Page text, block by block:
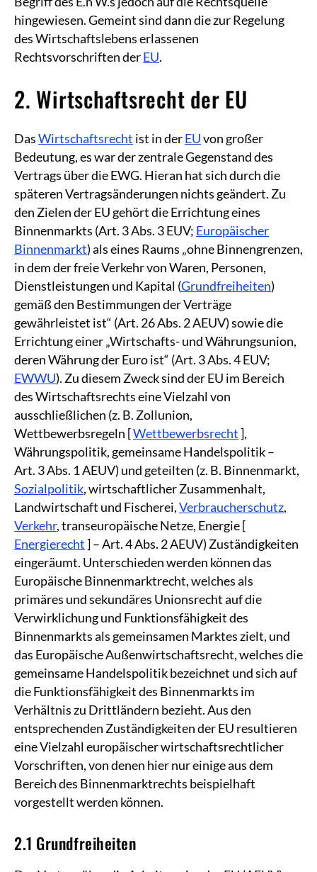
hingewiesen. Gemeint sind dann die zur Regelung
des Wirtschaftslebens erlassenen
Rechtsvorschriften derEU.
2. Wirtschaftsrecht der EU
DasWirtschaftsrecht ist in derEUvon großer
Bedeutung, es war der zentrale Gegenstand des
Vertrags über die EWG. Hieran hat sich durch die
späteren Vertragsänderungen nichts geändert. Zu
den Zielen der EU gehört die Errichtung eines
Binnenmarkts (Art. 3 Abs. 3 EUV; Europäischer
Binnenmarkt) als eines Raums „ohne Binnengrenzen,
in dem der freie Verkehr von Waren, Personen,
Dienstleistungen und Kapital (Grundfreiheiten)
gemäß den Bestimmungen der Verträge
gewährleistet ist“ (Art. 26 Abs. 2 AEUV) sowie die
Errichtung einer „Wirtschafts- und Währungsunion,
deren Währung der Euro ist“ (Art. 3 Abs. 4 EUV;
EWWU). Zu diesem Zweck sind der EU im Bereich
des Wirtschaftsrechts eine Vielzahl von
ausschließlichen (z. B. Zollunion,
Wettbewerbsregeln [Wettbewerbsrecht],
Währungspolitik, gemeinsame Handelspolitik –
Art. 3 Abs. 1 AEUV) und geteilten (z. B. Binnenmarkt,
Sozialpolitik, wirtschaftlicher Zusammenhalt,
Landwirtschaft und Fischerei,Verbraucherschutz,
Verkehr, transeuropäische Netze, Energie [
Energierecht] – Art. 4 Abs. 2 AEUV) Zuständigkeiten
eingeräumt. Unterschieden werden können das
Europäische Binnenmarktrecht, welches als
primäres und sekundäres Unionsrecht auf die
Verwirklichung und Funktionsfähigkeit des
Binnenmarkts als gemeinsamen Marktes zielt, und
das Europäische Außenwirtschaftsrecht, welches die
gemeinsame Handelspolitik bezeichnet und sich auf
die Funktionsfähigkeit des Binnenmarkts im
Verhältnis zu Drittländern bezieht. Aus den
entsprechenden Zuständigkeiten der EU resultieren
eine Vielzahl europäischer wirtschaftsrechtlicher
Vorschriften, von denen hier nur einige aus dem
Bereich des Binnenmarktrechts beispielhaft
vorgestellt werden können.
2.1 Grundfreiheiten